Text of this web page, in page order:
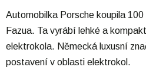
Automobilka Porsche koupila
Fazua. Ta vyrábí lehké a
elektrokola. Německá luxusní
postavení v oblasti elektrokol.